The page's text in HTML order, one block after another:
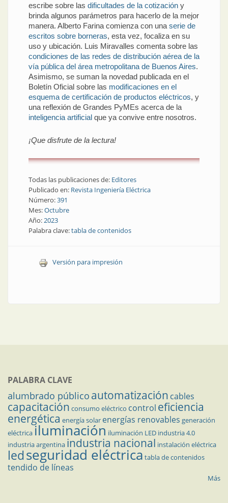
escribe sobre las dificultades de la cotización y
brinda algunos parámetros para hacerlo de la mejor
manera. Alberto Farina comienza con una serie de
escritos sobre borneras, esta vez, focaliza en su
uso y ubicación. Luis Miravalles comenta sobre las
condiciones de las redes de distribución aérea de la
vía pública del área metropolitana de Buenos Aires.
Asimismo, se suman la novedad publicada en el
Boletín Oficial sobre las modificaciones en el
esquema de certificación de productos eléctricos, y
una reflexión de Grandes PyMEs acerca de la
inteligencia artificial que ya convive entre nosotros.
¡Que disfrute de la lectura!
Todas las publicaciones de: Editores
Publicado en: Revista Ingeniería Eléctrica
Número:391
Mes:Octubre
Año:2023
Palabra clave:tabla de contenidos
Versión para impresión
PALABRA CLAVE
alumbrado público automatización cables
capacitación consumo eléctrico control eficiencia
energética energía solar energías renovables generación
eléctricailuminación iluminación LED industria 4.0
industria argentina industria nacional instalación eléctrica
ledseguridad eléctrica tabla de contenidos
tendido de líneas
Más